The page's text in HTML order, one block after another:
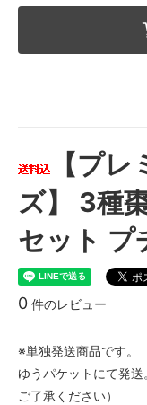
【プ
ズ】 3種
セット プ
0 件のレビュー
※単独発送商品です。
ゆうパケットにて発
ご了承ください）